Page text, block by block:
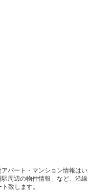
パート・マンション情報は
周辺の物件情報」など、沿
致します。